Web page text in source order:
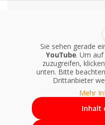
Sie sehen gerade
YouTube. Um
zuzugreifen,
unten. Bitte
Drittanbieter
Mehr
Inhalt